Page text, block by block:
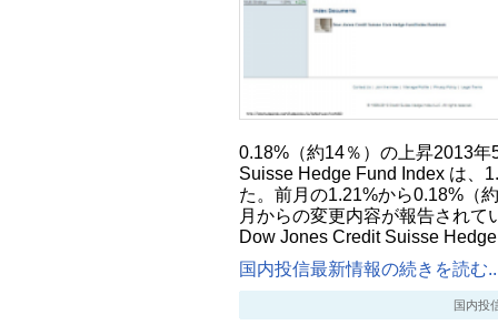
0.18%（約14％）の上昇2013
Suisse Hedge Fund Index は、
た。前月の1.21%から0.18%（
月からの変更内容が報告されて
Dow Jones Credit Suisse
国内投信最新情報の続きを読む
国内投